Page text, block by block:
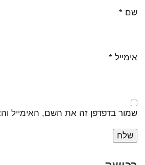
שם *
אימייל *
שמור בדפדפן זה את השם, האימייל